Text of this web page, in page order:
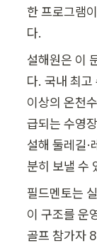
한 프로그램
다.
설해원은 이
다. 국내 최
이상의 온천
급되는 수영
설해 둘레길·
분히 보낼 수
필드멘토는
이 구조를 운
골프 참가자